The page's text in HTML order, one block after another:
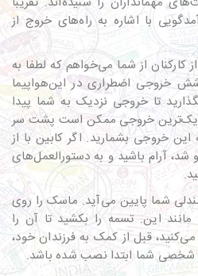
با اشاره به راه‌های خروج از
کارکنان از شما می‌خواهم که لطفا به
خروجی اضطراری در این‌هواپیما
تا خروجی نزدیک به شما پیدا
خروجی ممکن است پشت سر
خروجی بشمارید. اگر کابین با از
آرام باشید و به دستورالعمل‌های
شما پایین می‌آید. ماسک را روی
این. تسمه را بکشید تا آن را
قبل از کمک به فرزندان خود،
شخصی شما ابتدا نصب شده باشد.